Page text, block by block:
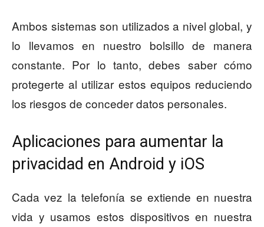
Ambos sistemas son utilizados a nivel global, y
lo llevamos en nuestro bolsillo de manera
constante. Por lo tanto, debes saber cómo
protegerte al utilizar estos equipos reduciendo
los riesgos de conceder datos personales.
Aplicaciones para aumentar la
privacidad en Android y iOS
Cada vez la telefonía se extiende en nuestra
vida y usamos estos dispositivos en nuestra